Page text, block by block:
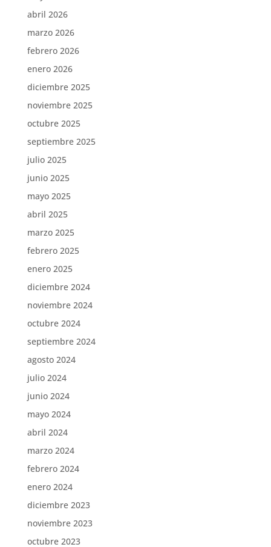
abril 2026
marzo 2026
febrero 2026
enero 2026
diciembre 2025
noviembre 2025
octubre 2025
septiembre 2025
julio 2025
junio 2025
mayo 2025
abril 2025
marzo 2025
febrero 2025
enero 2025
diciembre 2024
noviembre 2024
octubre 2024
septiembre 2024
agosto 2024
julio 2024
junio 2024
mayo 2024
abril 2024
marzo 2024
febrero 2024
enero 2024
diciembre 2023
noviembre 2023
octubre 2023